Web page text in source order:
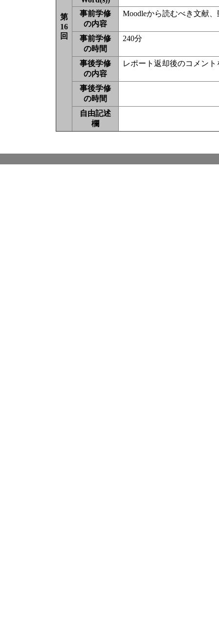
第
16
回
事前学修
の内容
Moodleから読むべき文献
事前学修
の時間
240分
事後学修
の内容
レポート返却後のコメン
事後学修
の時間
自由記述
欄